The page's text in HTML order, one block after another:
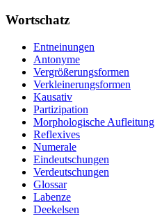
Wortschatz
Entneinungen
Antonyme
Vergrößerungsformen
Verkleinerungsformen
Kausativ
Partizipation
Morphologische Aufleitung
Reflexives
Numerale
Eindeutschungen
Verdeutschungen
Glossar
Labenze
Deekelsen